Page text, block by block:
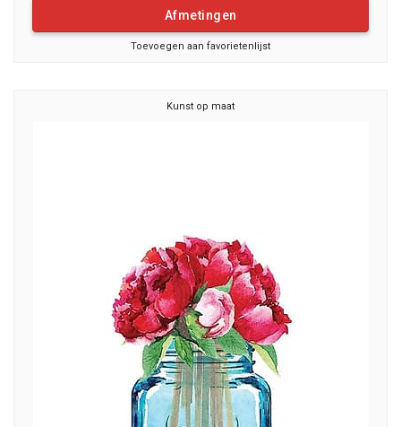
Afmetingen
Toevoegen aan favorietenlijst
Kunst op maat